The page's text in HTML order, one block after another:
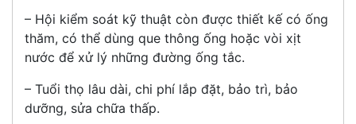
– Hội kiểm soát kỹ thuật còn được thiết kế có ống
thăm, có thể dùng que thông ống hoặc vòi xịt
nước để xử lý những đường ống tắc.
– Tuổi thọ lâu dài, chi phí lắp đặt, bảo trì, bảo
dưỡng, sửa chữa thấp.